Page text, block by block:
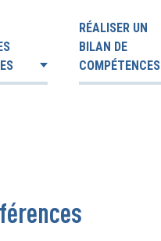
RÉALISER UN
BILAN DE
COMPÉTENCES